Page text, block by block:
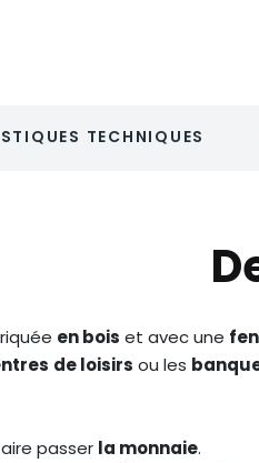
TECHNIQUES
en bois et avec une
de loisirs ou les
passer la monnaie.